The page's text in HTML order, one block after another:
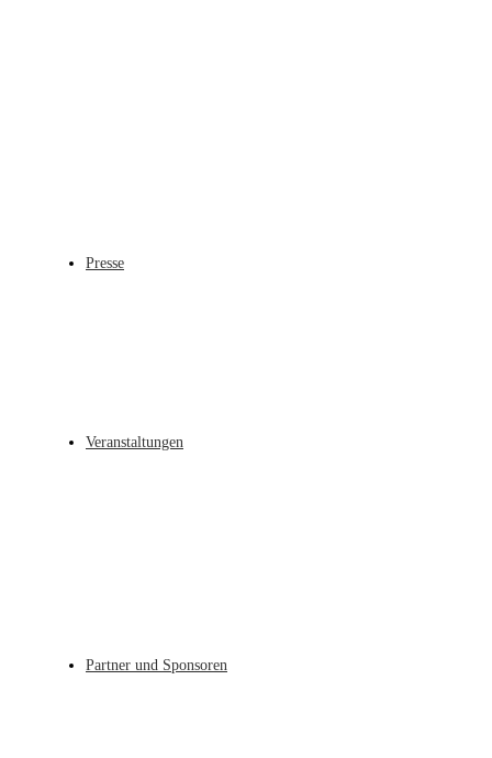
Presse
Veranstaltungen
Partner und Sponsoren